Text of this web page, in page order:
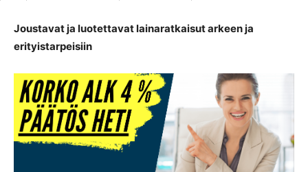
Joustavat ja luotettavat lainaratkaisut arkeen ja
erityistarpeisiin